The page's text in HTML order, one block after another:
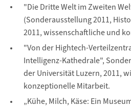
"Die Dritte Welt im Zweiten
(Sonderausstellung 2011,
2011, wissenschaftliche und
"Von der Hightech-
Intelligenz-Kathedrale",
der Universität Luzern, 2011,
konzeptionelle Mitarbeit.
„Kühe, Milch, Käse: Ein